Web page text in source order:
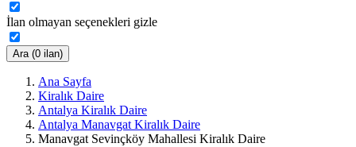
İlan olmayan seçenekleri gizle
Ara (0 ilan)
Ana Sayfa
Kiralık Daire
Antalya Kiralık Daire
Antalya Manavgat Kiralık Daire
Manavgat Sevinçköy Mahallesi Kiralık Daire